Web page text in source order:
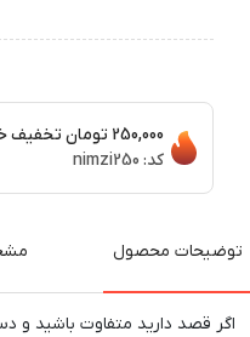
250,000 تومان
تخفیف
کد: nimzi250
توضیحات محصول
اگر قصد دارید متفاوت باشید